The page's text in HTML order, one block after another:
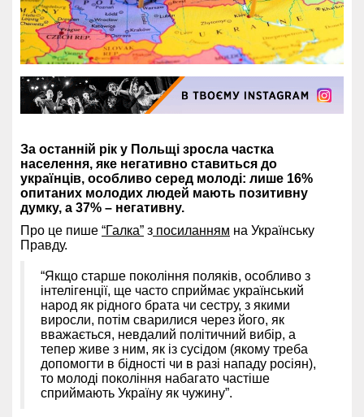
За останній рік у Польщі зросла частка
населення, яке негативно ставиться до
українців, особливо серед молоді: лише 16%
опитаних молодих людей мають позитивну
думку, а 37% – негативну.
Про це пише “Галка” з посиланням на Українську
Правду.
“Якщо старше покоління поляків, особливо з
інтелігенції, ще часто сприймає український
народ як рідного брата чи сестру, з якими
виросли, потім сварилися через його, як
вважається, невдалий політичний вибір, а
тепер живе з ним, як із сусідом (якому треба
допомогти в бідності чи в разі нападу росіян),
то молоді покоління набагато частіше
сприймають Україну як чужину”.